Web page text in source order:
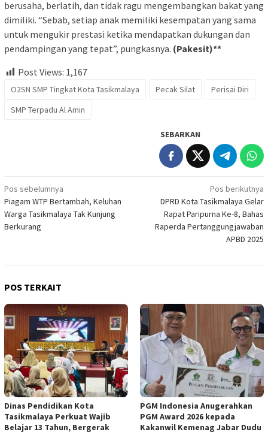
berusaha, berlatih, dan tidak ragu mengembangkan bakat yang
dimiliki. “Sebab, setiap anak memiliki kesempatan yang sama
untuk mengukir prestasi ketika mendapatkan dukungan dan
pendampingan yang tepat”, pungkasnya. (Pakesit)**
Post Views: 1,167
O2SN SMP Tingkat Kota Tasikmalaya Pecak Silat
Perisai Diri
SMP Terpadu Al Amin
SEBARKAN
Navigasi
pos
Pos sebelumnya
Piagam WTP Bertambah, Keluhan
Warga Tasikmalaya Tak Kunjung
Berkurang
Pos berikutnya
DPRD Kota Tasikmalaya Gelar
Rapat Paripurna Ke-8, Bahas
Raperda Pertanggungjawaban
APBD 2025
POS TERKAIT
Dinas Pendidikan Kota
Tasikmalaya Perkuat Wajib
Belajar 13 Tahun, Bergerak
PGM Indonesia Anugerahkan
PGM Award 2026 kepada
Kakanwil Kemenag Jabar Dudu